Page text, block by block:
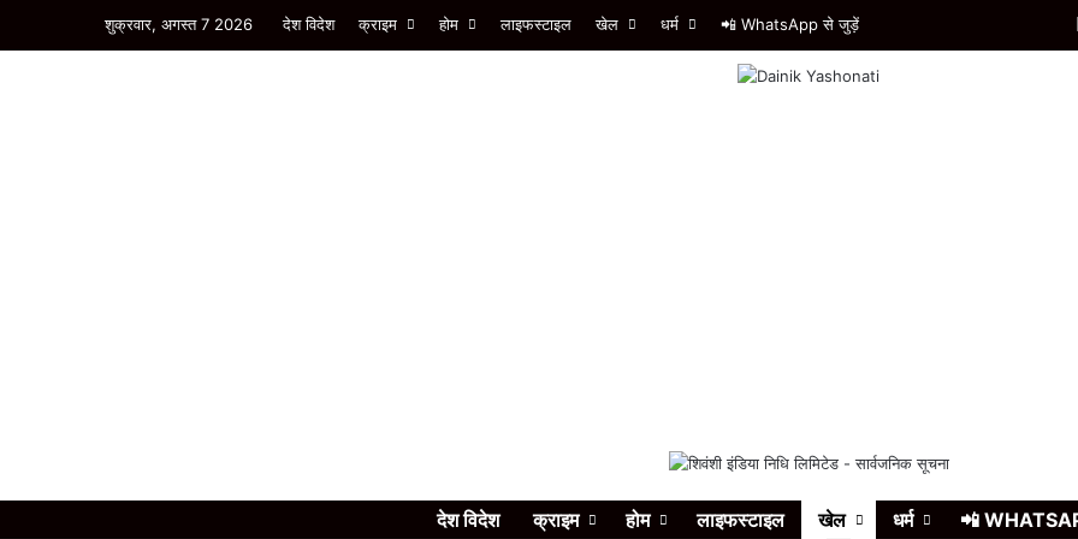
शुक्रवार, अगस्त 7 2026 देश विदेश क्राइम होम लाइफस्टाइल खेल धर्म 📲 WhatsApp से जुड़ें
देश विदेश क्राइम होम लाइफस्टाइल खेल धर्म 📲